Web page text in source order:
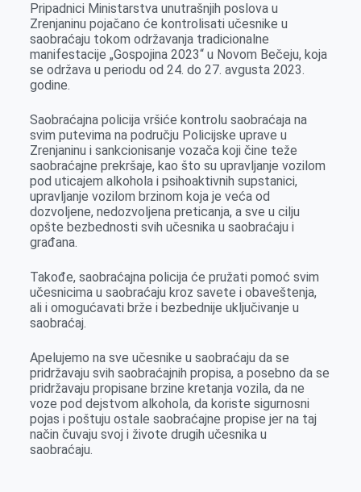
r
n
A
p
p
i
l
Pripadnici Ministarstva unutrašnjih poslova u
Zrenjaninu pojačano će kontrolisati učesnike u
saobraćaju tokom održavanja tradicionalne
manifestacije „Gospojina 2023“ u Novom Bečeju, koja
se održava u periodu od 24. do 27. avgusta 2023.
godine.
Saobraćajna policija vršiće kontrolu saobraćaja na
svim putevima na području Policijske uprave u
Zrenjaninu i sankcionisanje vozača koji čine teže
saobraćajne prekršaje, kao što su upravljanje vozilom
pod uticajem alkohola i psihoaktivnih supstanici,
upravljanje vozilom brzinom koja je veća od
dozvoljene, nedozvoljena preticanja, a sve u cilju
opšte bezbednosti svih učesnika u saobraćaju i
građana.
Takođe, saobraćajna policija će pružati pomoć svim
učesnicima u saobraćaju kroz savete i obaveštenja,
ali i omogućavati brže i bezbednije uključivanje u
saobraćaj.
Apelujemo na sve učesnike u saobraćaju da se
pridržavaju svih saobraćajnih propisa, a posebno da se
pridržavaju propisane brzine kretanja vozila, da ne
voze pod dejstvom alkohola, da koriste sigurnosni
pojas i poštuju ostale saobraćajne propise jer na taj
način čuvaju svoj i živote drugih učesnika u
saobraćaju.